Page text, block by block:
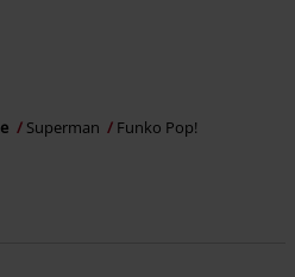
Superman Funko Pop!